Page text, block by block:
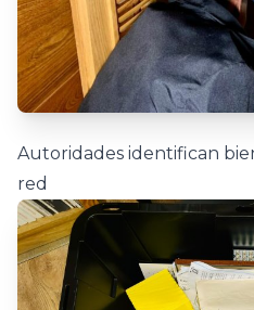
Autoridades identifican
red